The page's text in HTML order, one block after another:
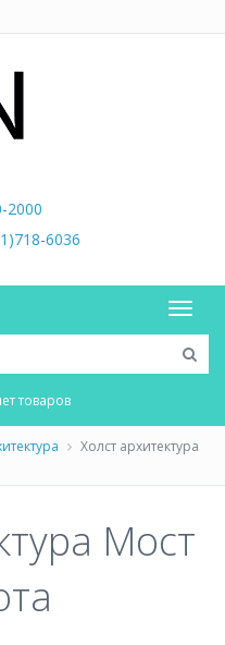
2000
6036
товаров
Холст архитектура
Мост